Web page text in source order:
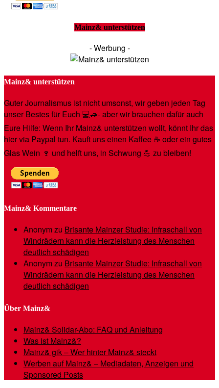
Mainz& unterstützen
- Werbung -
Mainz& unterstützen
Guter Journalismus ist nicht umsonst, wir geben jeden Tag
unser Bestes für Euch 💻🚙- aber wir brauchen dafür auch
Eure Hilfe: Wenn Ihr Mainz& unterstützen wollt, könnt Ihr das
hier via Paypal tun. Kauft uns einen Kaffee ☕️ oder ein gutes
Glas Wein 🍷 und helft uns, in Schwung 💪 zu bleiben!
Mainz& Kommentare
Anonymzu Brisante Mainzer Studie: Infraschall von
Windrädern kann die Herzleistung des Menschen
deutlich schädigen
Anonymzu Brisante Mainzer Studie: Infraschall von
Windrädern kann die Herzleistung des Menschen
deutlich schädigen
Über Mainz&
Mainz& Solidar-Abo: FAQ und Anleitung
Was ist Mainz&?
Mainz& gik – Wer hinter Mainz& steckt
Werben auf Mainz& – Mediadaten, Anzeigen und
Sponsored Posts